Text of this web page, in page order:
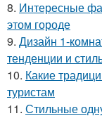
8. Интересные
этом городе
9. Дизайн 1-
тенденции и
10. Какие
туристам
11. Стильные